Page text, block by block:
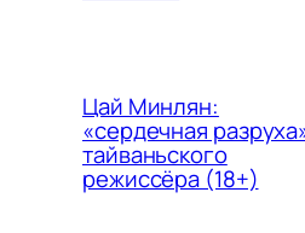
Цай Минлян:
«сердечная
тайваньского
режиссёра (18+)